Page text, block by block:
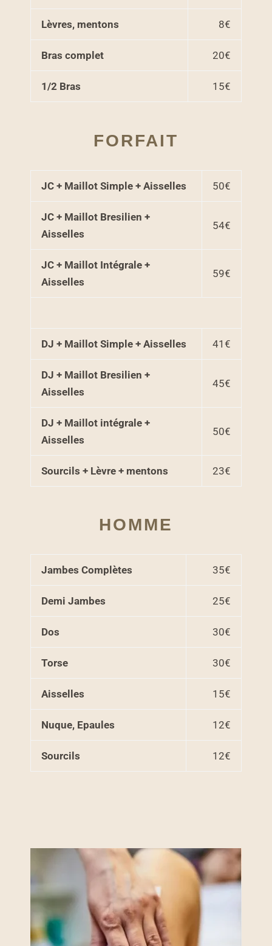
Lèvres, mentons 8€
Bras complet 20€
1/2 Bras 15€
FORFAIT
JC + Maillot Simple + Aisselles 50€
JC + Maillot Bresilien +
Aisselles
54€
JC + Maillot Intégrale +
Aisselles
59€
DJ + Maillot Simple + Aisselles 41€
DJ + Maillot Bresilien +
Aisselles
45€
DJ + Maillot intégrale +
Aisselles
50€
Sourcils + Lèvre + mentons 23€
HOMME
Jambes Complètes 35€
Demi Jambes 25€
Dos 30€
Torse 30€
Aisselles 15€
Nuque, Epaules 12€
Sourcils 12€